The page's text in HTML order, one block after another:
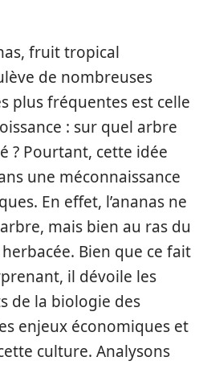
fruit tropical
de nombreuses
plus fréquentes est celle
: sur quel arbre
? Pourtant, cette idée
une méconnaissance
En effet, l’ananas ne
mais bien au ras du
Bien que ce fait
il dévoile les
de la biologie des
enjeux économiques et
culture. Analysons